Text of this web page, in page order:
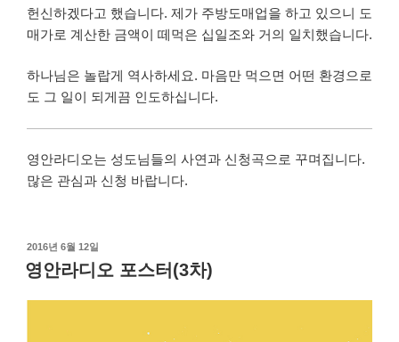
헌신하겠다고 했습니다. 제가 주방도매업을 하고 있으니 도
매가로 계산한 금액이 떼먹은 십일조와 거의 일치했습니다.
하나님은 놀랍게 역사하세요. 마음만 먹으면 어떤 환경으로
도 그 일이 되게끔 인도하십니다.
영안라디오는 성도님들의 사연과 신청곡으로 꾸며집니다.
많은 관심과 신청 바랍니다.
작
성
일
2016년 6월 12일
영안라디오 포스터(3차)